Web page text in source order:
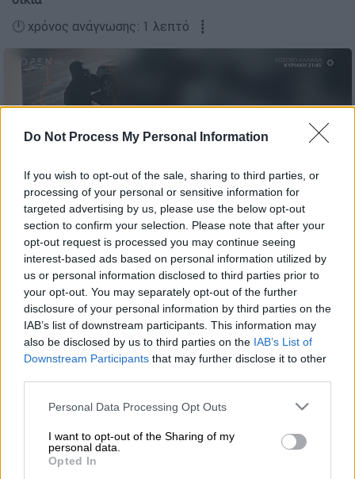
Do Not Process My Personal Information
If you wish to opt-out of the sale, sharing to third parties, or
processing of your personal or sensitive information for
targeted advertising by us, please use the below opt-out
section to confirm your selection. Please note that after your
opt-out request is processed you may continue seeing
interest-based ads based on personal information utilized by
us or personal information disclosed to third parties prior to
your opt-out. You may separately opt-out of the further
disclosure of your personal information by third parties on the
IAB’s list of downstream participants. This information may
also be disclosed by us to third parties on the IAB’s List of
Downstream Participants that may further disclose it to other
Please note that this website/app uses one or more Google
not limited to your visit or usage behaviour. You may click to
grant or deny consent to Google and its third-party tags to
use your data for below specified purposes in below Google
Personal Data Processing Opt Outs
I want to opt-out of the Sharing of my
personal data.
Opted In
🕛 χρόνος ανάγνωσης: 1 λεπτό ┋
Προσθέστε το ΕΘΝΟΣ στη Google
Μελεία που ξεπερνά το ένα εκατομμύριο
ευρώδιέφυγαν οι διαρρήκτες της
πολυτελούς μονοκατοικίας επιχειρηματία
στοΠανόραμα Θεσσαλονίκης. Οι δράστες
παραβίασαν το χρηματοκιβώτιο
από όπου
οποίο περιλαμβάνονται και 200 λίρες αλλά
και κοσμήματα μεγάλης αξίας.